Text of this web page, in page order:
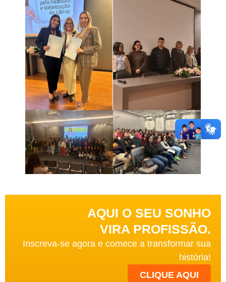
AQUI O SEU SONHO
VIRA PROFISSÃO.
Inscreva-se agora e comece a transformar sua
história!
CLIQUE AQUI